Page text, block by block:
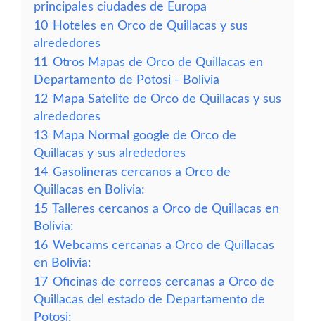
principales ciudades de Europa
10 Hoteles en Orco de Quillacas y sus
alrededores
11 Otros Mapas de Orco de Quillacas en
Departamento de Potosi - Bolivia
12 Mapa Satelite de Orco de Quillacas y sus
alrededores
13 Mapa Normal google de Orco de
Quillacas y sus alrededores
14 Gasolineras cercanos a Orco de
Quillacas en Bolivia:
15 Talleres cercanos a Orco de Quillacas en
Bolivia:
16 Webcams cercanas a Orco de Quillacas
en Bolivia:
17 Oficinas de correos cercanas a Orco de
Quillacas del estado de Departamento de
Potosi: